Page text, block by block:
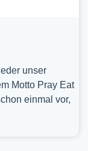
unser
Motto Pray Eat
einmal vor,